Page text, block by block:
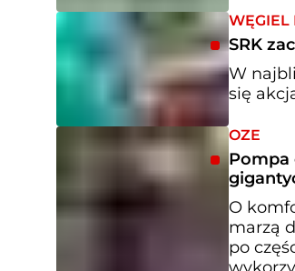
WĘGIEL
SRK
W
się
OZE
Pompa
O
marzą
po